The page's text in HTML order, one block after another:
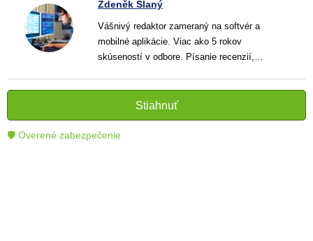
Zdeněk Slaný
Vášnivý redaktor zameraný na softvér a
mobilné aplikácie. Viac ako 5 rokov
skúseností v odbore. Písanie recenzií,
informatívnych textov, ktoré pomáhajú
čitateľom lepšie porozumieť a využiť moderné
technológie.
Stiahnuť
🛡 Overené zabezpečenie